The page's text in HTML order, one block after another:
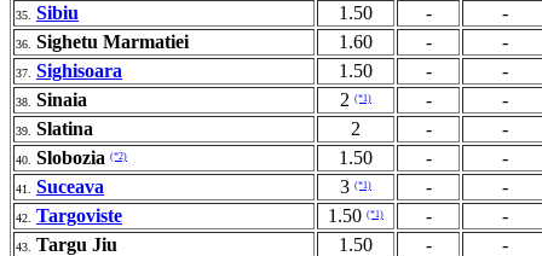
35. Sibiu 1.50 - -
36. Sighetu Marmatiei 1.60 - -
37. Sighisoara 1.50 - -
38. Sinaia 2 (*1) - -
39. Slatina 2 - -
40. Slobozia (*2) 1.50 - -
41. Suceava 3 (*1) - -
42. Targoviste 1.50 (*1) - -
43. Targu Jiu 1.50 - -